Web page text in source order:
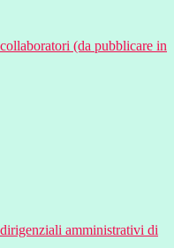
(da pubblicare in
amministrativi di